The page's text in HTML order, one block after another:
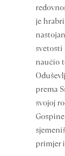
je
svetosti
naučio
prema
svojoj
primjer